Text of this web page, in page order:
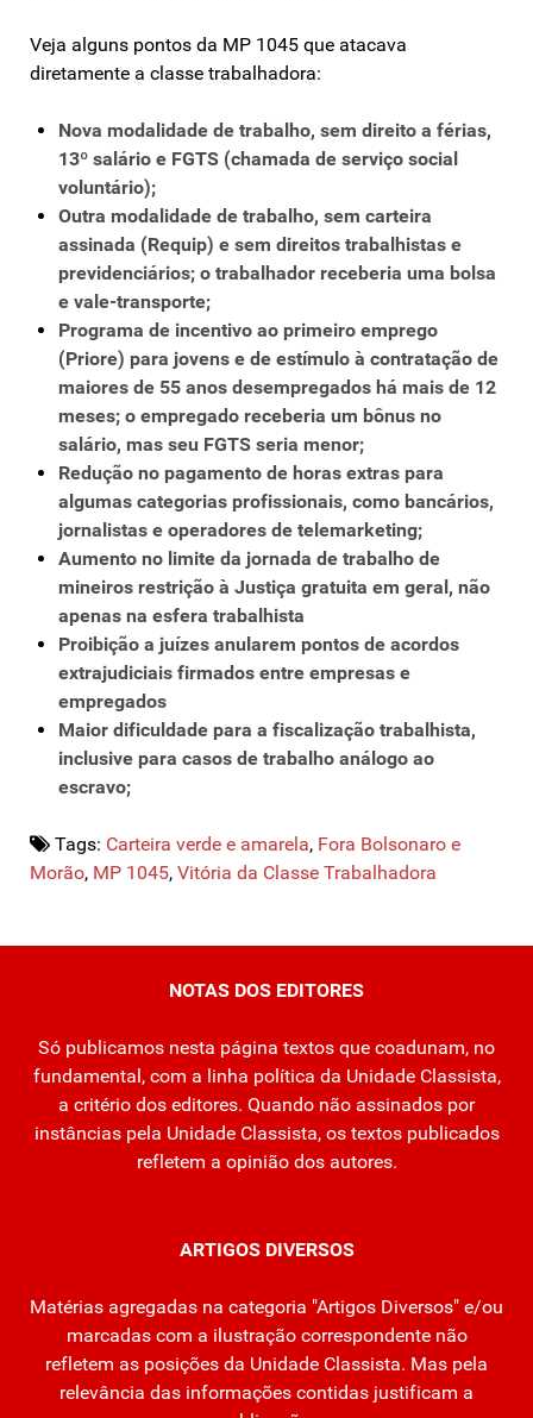
Veja alguns pontos da MP 1045 que atacava
diretamente a classe trabalhadora:
Nova modalidade de trabalho, sem direito a férias,
13º salário e FGTS (chamada de serviço social
voluntário);
Outra modalidade de trabalho, sem carteira
assinada (Requip) e sem direitos trabalhistas e
previdenciários; o trabalhador receberia uma bolsa
e vale-transporte;
Programa de incentivo ao primeiro emprego
(Priore) para jovens e de estímulo à contratação de
maiores de 55 anos desempregados há mais de 12
meses; o empregado receberia um bônus no
salário, mas seu FGTS seria menor;
Redução no pagamento de horas extras para
algumas categorias profissionais, como bancários,
jornalistas e operadores de telemarketing;
Aumento no limite da jornada de trabalho de
mineiros restrição à Justiça gratuita em geral, não
apenas na esfera trabalhista
Proibição a juízes anularem pontos de acordos
extrajudiciais firmados entre empresas e
empregados
Maior dificuldade para a fiscalização trabalhista,
inclusive para casos de trabalho análogo ao
escravo;
Tags: Carteira verde e amarela, Fora Bolsonaro e
Morão, MP 1045, Vitória da Classe Trabalhadora
NOTAS DOS EDITORES
Só publicamos nesta página textos que coadunam, no
fundamental, com a linha política da Unidade Classista,
a critério dos editores. Quando não assinados por
instâncias pela Unidade Classista, os textos publicados
refletem a opinião dos autores.
ARTIGOS DIVERSOS
Matérias agregadas na categoria "Artigos Diversos" e/ou
marcadas com a ilustração correspondente não
refletem as posições da Unidade Classista. Mas pela
relevância das informações contidas justificam a